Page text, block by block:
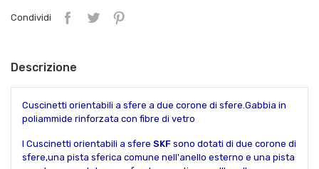
Condividi
Descrizione
Cuscinetti orientabili a sfere a due corone di sfere.Gabbia in
poliammide rinforzata con fibre di vetro
I Cuscinetti orientabili a sfere SKF sono dotati di due corone di
sfere,una pista sferica comune nell'anello esterno e una pista